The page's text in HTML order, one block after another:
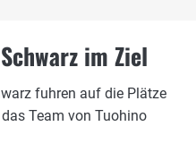
im Ziel
fuhren auf die Plätze
Team von Tuohino